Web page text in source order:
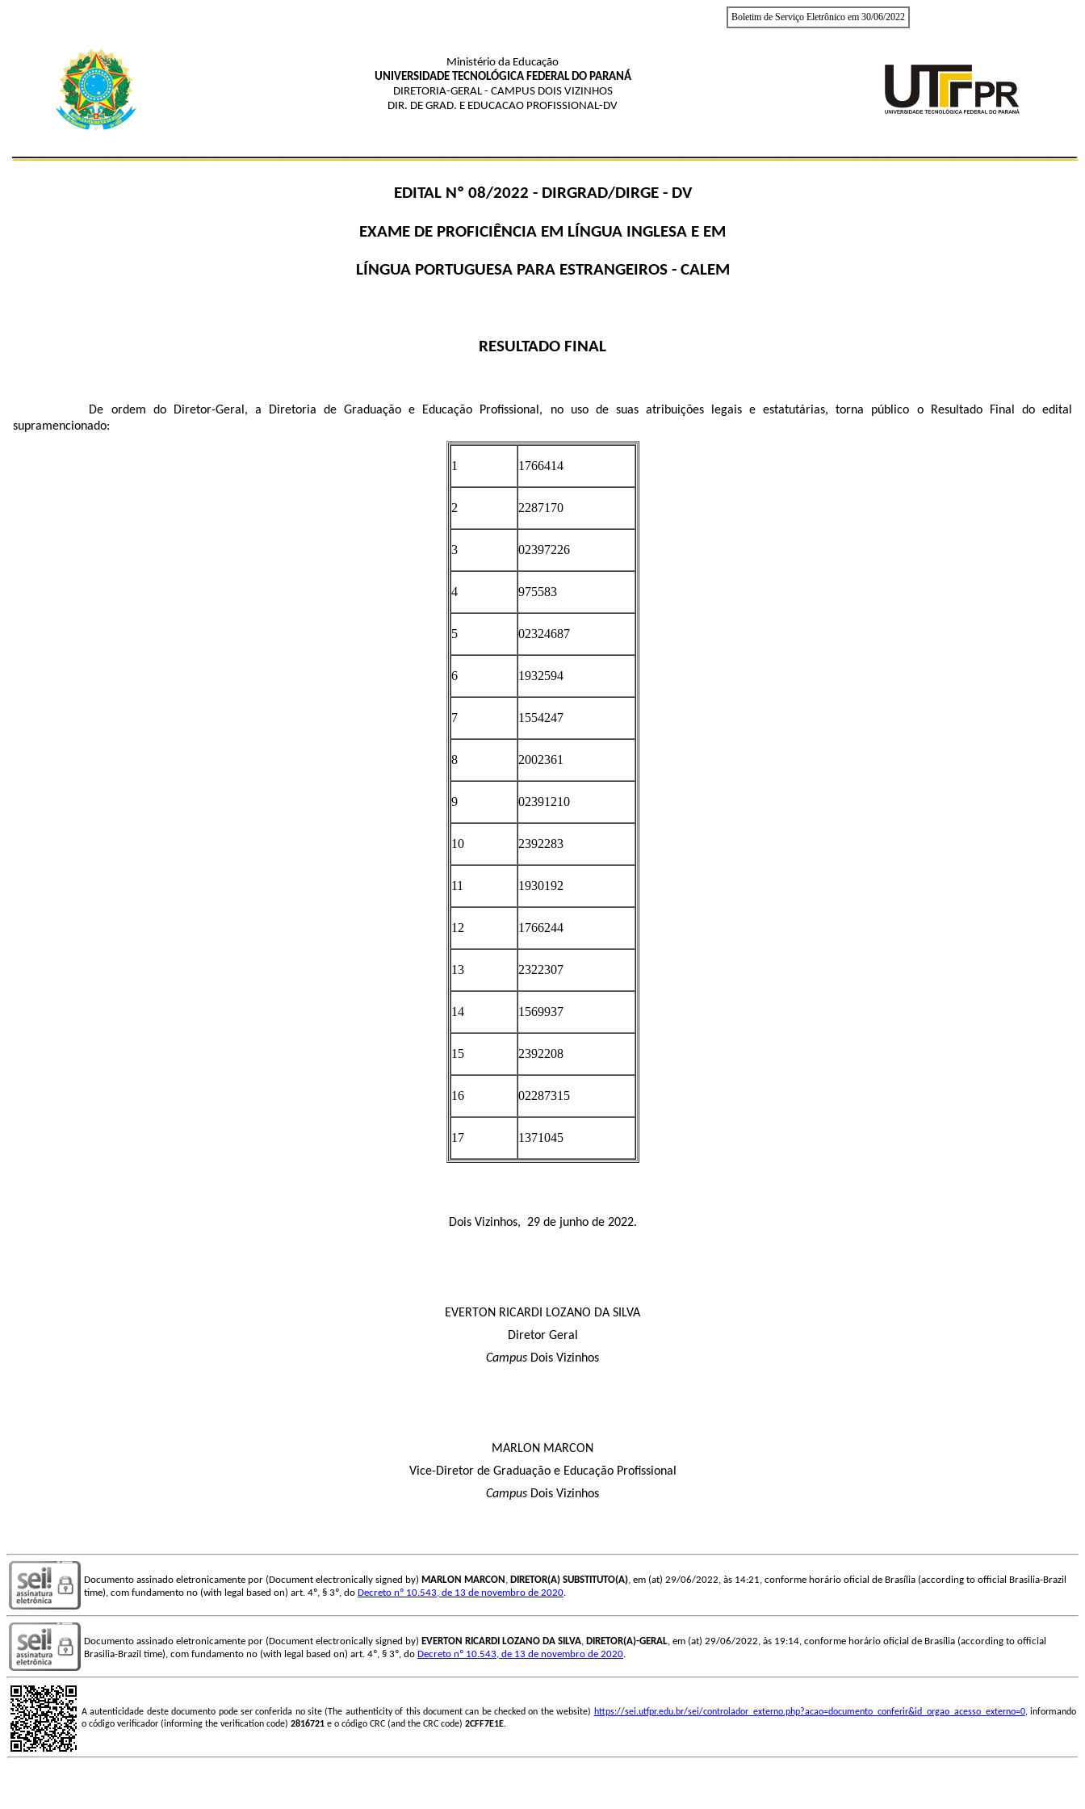
Boletim de Serviço Eletrônico em 30/06/2022
Ministério da Educação
UNIVERSIDADE TECNOLÓGICA FEDERAL DO PARANÁ
DIRETORIA-GERAL - CAMPUS DOIS VIZINHOS
DIR. DE GRAD. E EDUCACAO PROFISSIONAL-DV
EDITAL Nº 08/2022 - DIRGRAD/DIRGE - DV
EXAME DE PROFICIÊNCIA EM LÍNGUA INGLESA E EM
LÍNGUA PORTUGUESA PARA ESTRANGEIROS - CALEM
RESULTADO FINAL
De ordem do Diretor-Geral, a Diretoria de Graduação e Educação Profissional, no uso de suas atribuições legais e estatutárias, torna público o Resultado Final do edital
supramencionado:
1 1766414
2 2287170
3 02397226
4 975583
5 02324687
6 1932594
7 1554247
8 2002361
9 02391210
10 2392283
11 1930192
12 1766244
13 2322307
14 1569937
15 2392208
16 02287315
17 1371045
Dois Vizinhos, 29 de junho de 2022.
EVERTON RICARDI LOZANO DA SILVA
Diretor Geral
Campus Dois Vizinhos
MARLON MARCON
Vice-Diretor de Graduação e Educação Profissional
Campus Dois Vizinhos
Documento assinado eletronicamente por (Document electronically signed by) MARLON MARCON , DIRETOR(A) SUBSTITUTO(A), em (at) 29/06/2022, às 14:21, conforme horário oficial de Brasília (according to official Brasilia-Brazil
time), com fundamento no (with legal based on) art. 4º, § 3º, do Decreto nº 10.543, de 13 de novembro de 2020.
Documento assinado eletronicamente por (Document electronically signed by) EVERTON RICARDI LOZANO DA SILVA, DIRETOR(A)-GERAL, em (at) 29/06/2022, às 19:14, conforme horário oficial de Brasília (according to official
Brasilia-Brazil time), com fundamento no (with legal based on) art. 4º, § 3º, do Decreto nº 10.543, de 13 de novembro de 2020.
A autenticidade deste documento pode ser conferida no site (The authenticity of this document can be checked on the website) https://sei.utfpr.edu.br/sei/controlador_externo.php?acao=documento_conferir&id_orgao_acesso_externo=0, informando
o código verificador (informing the verification code) 2816721 e o código CRC (and the CRC code) 2CFF7E1E.